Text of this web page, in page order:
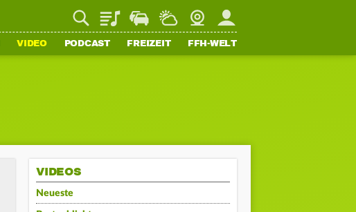
PlaylistStaupilotWetterWebcamMein FFH
VIDEO PODCAST FREIZEIT FFH-WELT
VIDEOS
Neueste